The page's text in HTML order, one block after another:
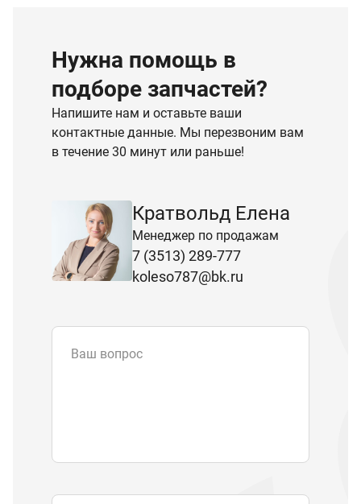
Нужна помощь в
подборе запчастей?
Напишите нам и оставьте ваши
контактные данные. Мы перезвоним вам
в течение 30 минут или раньше!
Кратвольд Елена
Менеджер по продажам
7 (3513) 289-777
koleso787@bk.ru
Ваш вопрос